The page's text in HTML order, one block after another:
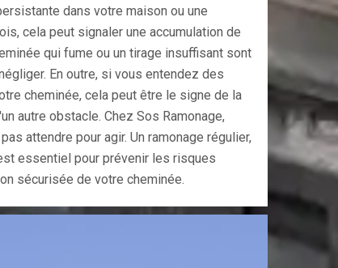
dans votre maison ou une
cela peut signaler une accumulation de
qui fume ou un tirage insuffisant sont
En outre, si vous entendez des
cheminée, cela peut être le signe de la
autre obstacle. Chez Sos Ramonage,
attendre pour agir. Un ramonage régulier,
essentiel pour prévenir les risques
sécurisée de votre cheminée.